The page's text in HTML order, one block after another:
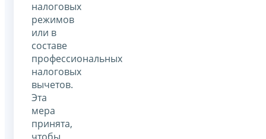
налоговых
режимов
или в
составе
профессиональных
налоговых
вычетов.
Эта
мера
принята,
чтобы